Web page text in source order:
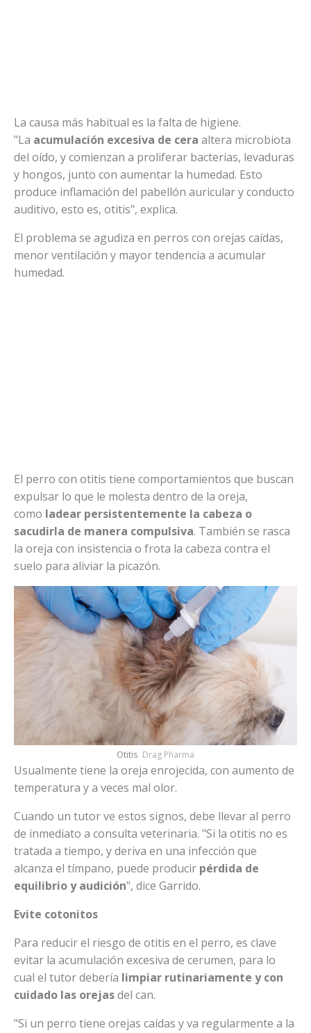
La causa más habitual es la falta de higiene.
"La acumulación excesiva de cera altera microbiota
del oído, y comienzan a proliferar bacterias, levaduras
y hongos, junto con aumentar la humedad. Esto
produce inflamación del pabellón auricular y conducto
auditivo, esto es, otitis", explica.
El problema se agudiza en perros con orejas caídas,
menor ventilación y mayor tendencia a acumular
humedad.
El perro con otitis tiene comportamientos que buscan
expulsar lo que le molesta dentro de la oreja,
como ladear persistentemente la cabeza o
sacudirla de manera compulsiva. También se rasca
la oreja con insistencia o frota la cabeza contra el
suelo para aliviar la picazón.
Otitis Drag Pharma
Usualmente tiene la oreja enrojecida, con aumento de
temperatura y a veces mal olor.
Cuando un tutor ve estos signos, debe llevar al perro
de inmediato a consulta veterinaria. "Si la otitis no es
tratada a tiempo, y deriva en una infección que
alcanza el tímpano, puede producir pérdida de
equilibrio y audición", dice Garrido.
Evite cotonitos
Para reducir el riesgo de otitis en el perro, es clave
evitar la acumulación excesiva de cerumen, para lo
cual el tutor debería limpiar rutinariamente y con
cuidado las orejasdel can.
"Si un perro tiene orejas caídas y va regularmente a la